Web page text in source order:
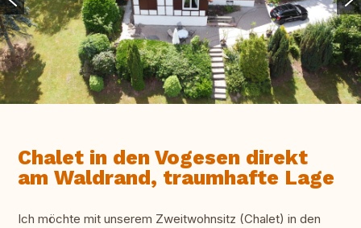
Chalet in den Vogesen direkt
am Waldrand, traumhafte Lage
Ich möchte mit unserem Zweitwohnsitz (Chalet) in den